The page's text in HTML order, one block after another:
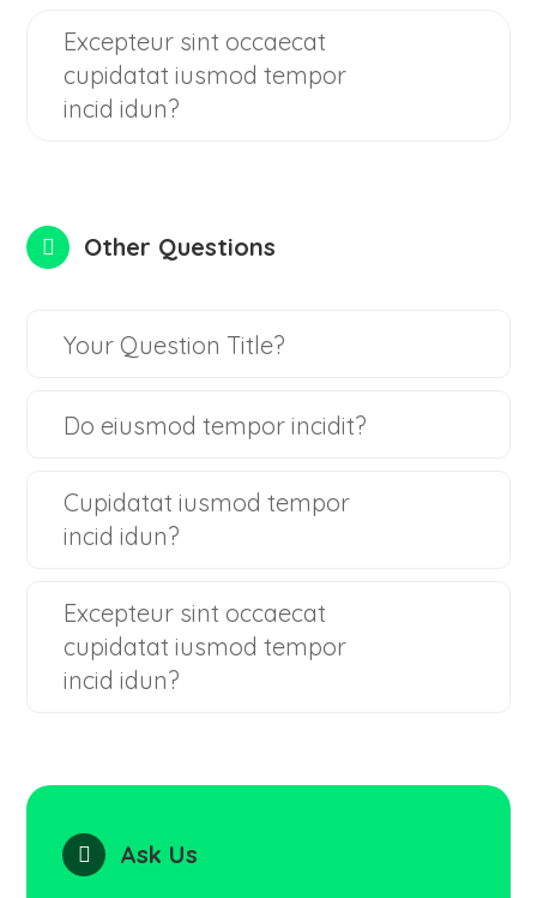
Excepteur sint occaecat
cupidatat iusmod tempor
incid idun?
Other Questions
Your Question Title?
Do eiusmod tempor incidit?
Cupidatat iusmod tempor
incid idun?
Excepteur sint occaecat
cupidatat iusmod tempor
incid idun?
Ask Us